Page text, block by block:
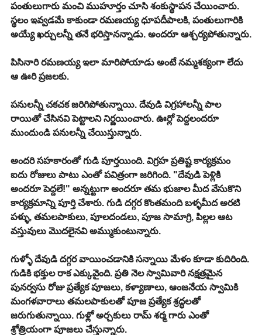
పంతులుగారు మంచి ముహూర్తం చూసి శంకుస్థాపన చేయించారు.
స్థలం ఇవ్వడమే కాకుండా రమణయ్య ధూపదీపాలకి, పంతులుగారికి
అయ్యే ఖర్చులన్నీ తనే భరిస్తానన్నాడు. అందరూ ఆశ్చర్యపోతున్నారు.
పిసినారి రమణయ్య ఇలా మారిపోయాడు అంటే నమ్మశక్యంగా లేదు
ఆ ఊరి ప్రజలకు.
పనులన్నీ చకచక జరిగిపోతున్నాయి. దేవుడి విగ్రహాలన్నీ పాల
రాయితో చేసినవి పెట్టాలని నిర్ణయించారు. ఊర్లో పెద్దలందరూ
ముందుండి పనులన్నీ చేయిస్తున్నారు.
అందరి సహకారంతో గుడి పూర్తయింది. విగ్రహ ప్రతిష్ట కార్యక్రమం
ఐదు రోజులు పాటు ఎంతో పవిత్రంగా జరిగింది. "దేవుడి పెళ్లికి
అందరూ పెద్దలే!" అన్నట్టుగా అందరూ తమ భుజాల మీద వేసుకొని
కార్యక్రమాన్ని పూర్తి చేశారు. గుడి దగ్గర కొంతమంది బళ్ళమీద అరటి
పళ్ళు, తమలపాకులు, పూలదండలు, పూజ సామాగ్రి, పిల్లల ఆట
వస్తువులు మొదలైనవి అమ్ముకుంటున్నారు.
గుళ్ళో దేవుడి దగ్గర వాయించడానికి సన్నాయి మేళం కూడా కుదిరింది.
గుడికి భక్తుల రాక ఎక్కువైంది. ప్రతి నెల స్వామివారి నక్షత్రమైన
పునర్వసు రోజు ప్రత్యేక పూజలు, కళ్యాణాలు, ఆంజనేయ స్వామికి
మంగళవారాలు తమలపాకులతో పూజ ప్రత్యేక శ్రద్ధలతో
జరుగుతున్నాయి. గుళ్లో అర్చకులు రామ్ శర్మ గారు ఎంతో
శ్రోత్రియంగా పూజలు చేస్తున్నారు.